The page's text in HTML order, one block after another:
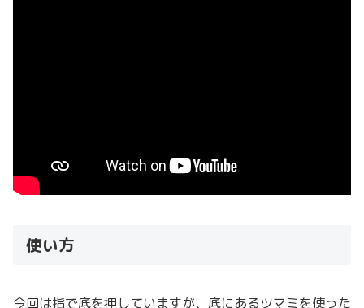
使い方
今回は指で底を押していますが、底にあるツマミを使った